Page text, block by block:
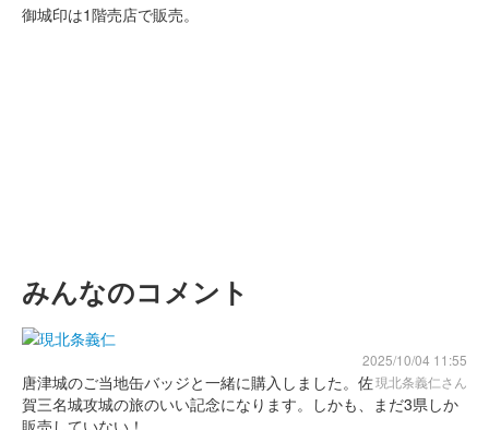
御城印は1階売店で販売。
みんなのコメント
2025/10/04 11:55
現北条義仁さん
唐津城のご当地缶バッジと一緒に購入しました。佐
賀三名城攻城の旅のいい記念になります。しかも、まだ3県しか
販売していない！